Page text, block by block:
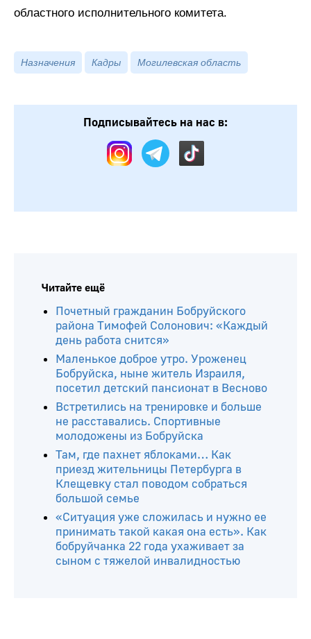
областного исполнительного комитета.
Назначения Кадры Могилевская область
Подписывайтесь на нас в:
Читайте ещё
Почетный гражданин Бобруйского
района Тимофей Солонович: «Каждый
день работа снится»
Маленькое доброе утро. Уроженец
Бобруйска, ныне житель Израиля,
посетил детский пансионат в Весново
Встретились на тренировке и больше
не расставались. Спортивные
молодожены из Бобруйска
Там, где пахнет яблоками… Как
приезд жительницы Петербурга в